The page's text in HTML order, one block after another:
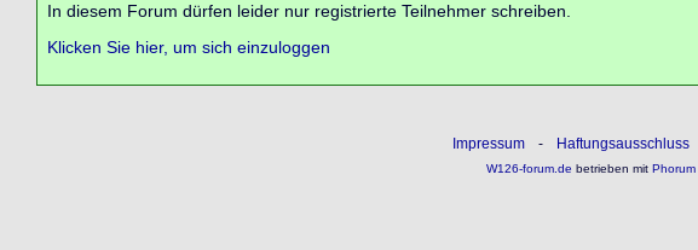
In diesem Forum dürfen leider nur registrierte Teilnehmer schreiben.
Klicken Sie hier, um sich einzuloggen
Impressum - Haftungsausschluss
W126-forum.de betrieben mitPhorum